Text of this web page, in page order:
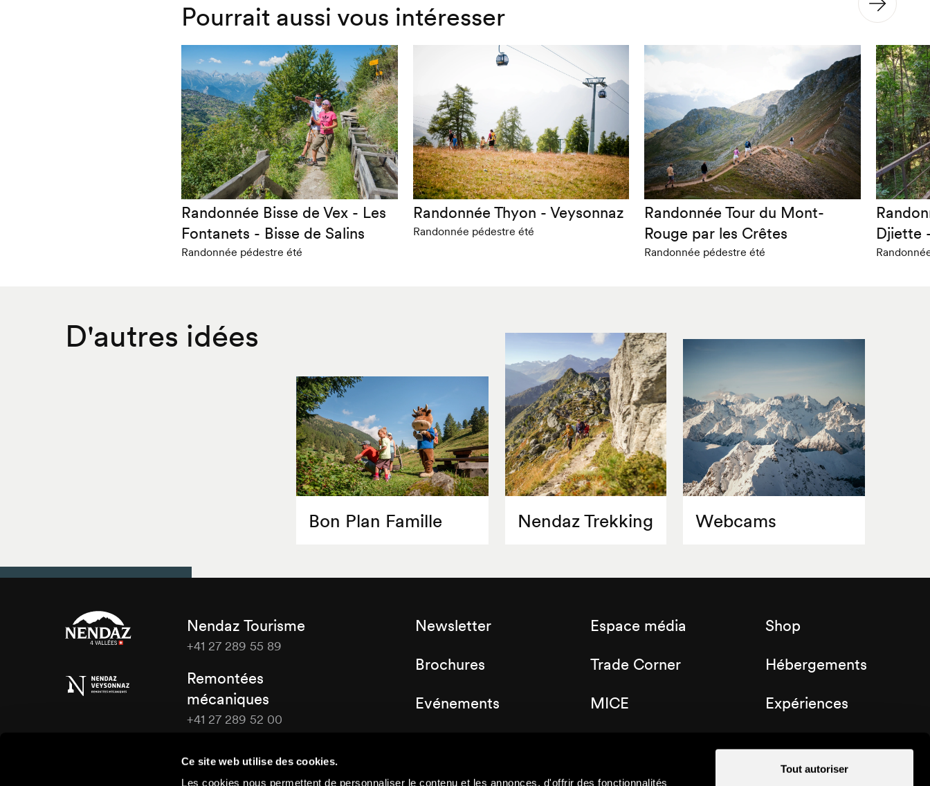
Ce site web utilise des cookies.
Les cookies nous permettent de personnaliser le contenu et les annonces, d'offrir des fonctionnalités
Tout autoriser
Pourrait aussi vous intéresser
Randonnée Bisse de Vex - Les
Fontanets - Bisse de Salins
Randonnée pédestre été
Randonnée Thyon - Veysonnaz
Randonnée pédestre été
Randonnée Tour du Mont-
Rouge par les Crêtes
Randonnée pédestre été
Djiette
D'autres idées
Bon Plan Famille Nendaz Trekking Webcams
Tourisme
Nendaz Tourisme
+41 27 289 55 89
Remontées
mécaniques
+41 27 289 52 00
Newsletter
Brochures
Evénements
Plan de la station
Espace média
Trade Corner
MICE
Shop
Hébergements
Expériences